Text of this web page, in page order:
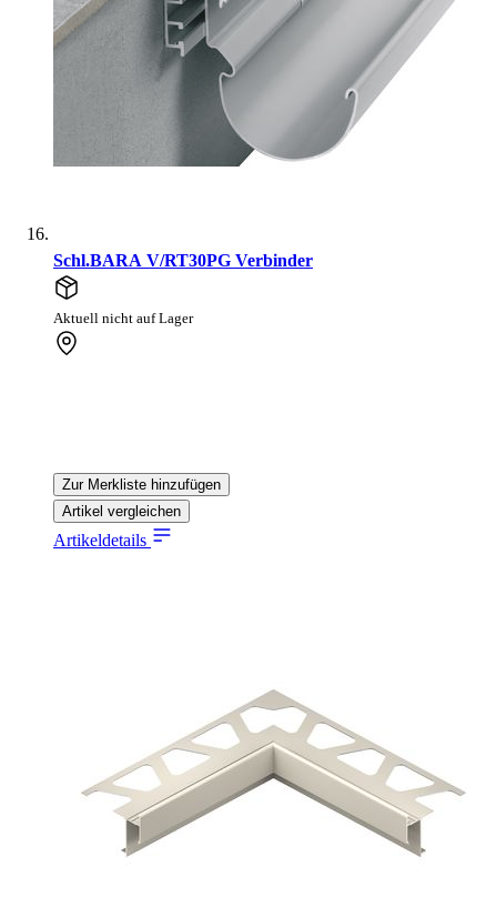
Schl.BARA V/RT30PG Verbinder
Aktuell nicht auf Lager
Zur Merkliste hinzufügen
Artikel vergleichen
Artikeldetails